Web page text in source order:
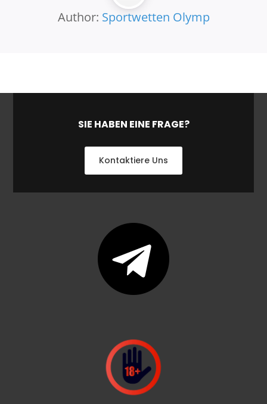
Author: Sportwetten Olymp
SIE HABEN EINE FRAGE?
Kontaktiere Uns